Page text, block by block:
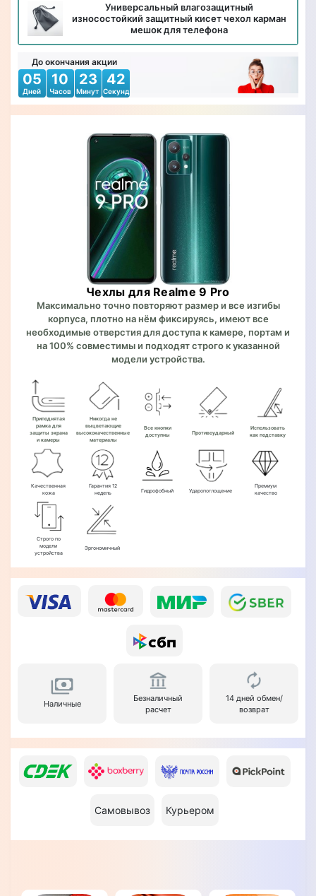
Универсальный влагозащитный
износостойкий защитный кисет чехол карман
мешок для телефона
До окончания акции
05
Дней
10
Часов
23
Минут
40
Секунд
Чехлы для Realme 9 Pro
Максимально точно повторяют размер и все изгибы
корпуса, плотно на нём фиксируясь, имеют все
необходимые отверстия для доступа к камере, портам и
на 100% совместимы и подходят строго к указанной
модели устройства.
Приподнятая
рамка для
защиты экрана
и камеры
Никогда не
выцветающие
высококачественные
материалы
Все кнопки
доступны
Противоударный
Использовать
как подставку
Качественная
кожа
Гарантия 12
недель
Гидрофобный Ударопоглощение
Премиум
качество
Строго по
модели
устройства
Эргономичный
Наличные
Безналичный
расчет
14 дней обмен/
возврат
Самовывоз Курьером